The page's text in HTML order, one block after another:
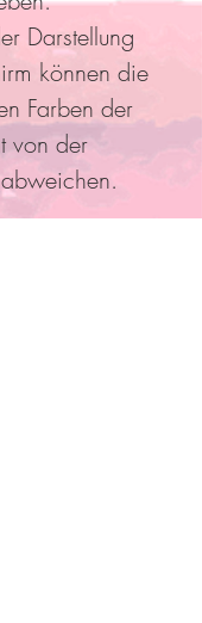
Darstellung
können die
Farben der
von der